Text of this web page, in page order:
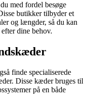
med fordel besøge
butikker tilbyder et
og længder, så du kan
dine behov.
finde specialiserede
Disse kæder bruges til
på en både